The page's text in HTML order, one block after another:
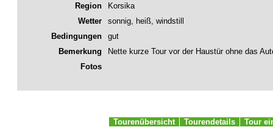
Region
Korsika
Wetter
sonnig, heiß, windstill
Bedingungen
gut
Bemerkung
Nette kurze Tour vor der Haustür ohne das
Fotos
Tourenübersicht Tourendetails Tour